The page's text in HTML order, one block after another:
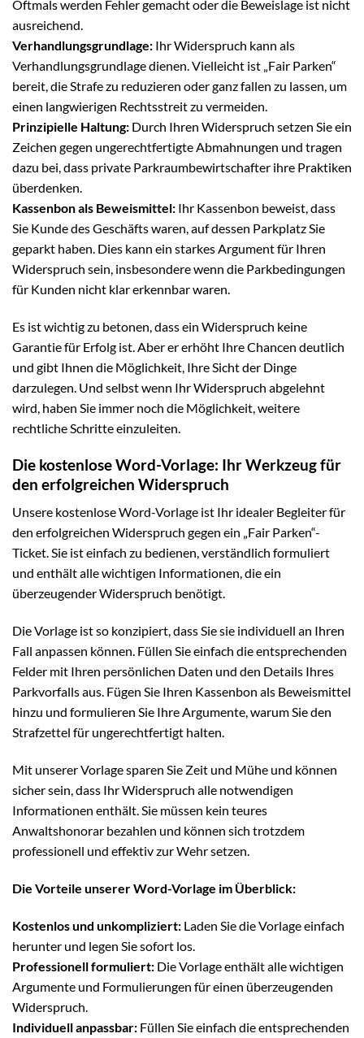
Oftmals werden Fehler gemacht oder die Beweislage ist nicht
ausreichend.
Verhandlungsgrundlage: Ihr Widerspruch kann als
Verhandlungsgrundlage dienen. Vielleicht ist „Fair Parken“
bereit, die Strafe zu reduzieren oder ganz fallen zu lassen, um
einen langwierigen Rechtsstreit zu vermeiden.
Prinzipielle Haltung: Durch Ihren Widerspruch setzen Sie ein
Zeichen gegen ungerechtfertigte Abmahnungen und tragen
dazu bei, dass private Parkraumbewirtschafter ihre Praktiken
überdenken.
Kassenbon als Beweismittel: Ihr Kassenbon beweist, dass
Sie Kunde des Geschäfts waren, auf dessen Parkplatz Sie
geparkt haben. Dies kann ein starkes Argument für Ihren
Widerspruch sein, insbesondere wenn die Parkbedingungen
für Kunden nicht klar erkennbar waren.
Es ist wichtig zu betonen, dass ein Widerspruch keine
Garantie für Erfolg ist. Aber er erhöht Ihre Chancen deutlich
und gibt Ihnen die Möglichkeit, Ihre Sicht der Dinge
darzulegen. Und selbst wenn Ihr Widerspruch abgelehnt
wird, haben Sie immer noch die Möglichkeit, weitere
rechtliche Schritte einzuleiten.
Die kostenlose Word-Vorlage: Ihr Werkzeug für
den erfolgreichen Widerspruch
Unsere kostenlose Word-Vorlage ist Ihr idealer Begleiter für
den erfolgreichen Widerspruch gegen ein „Fair Parken“-
Ticket. Sie ist einfach zu bedienen, verständlich formuliert
und enthält alle wichtigen Informationen, die ein
überzeugender Widerspruch benötigt.
Die Vorlage ist so konzipiert, dass Sie sie individuell an Ihren
Fall anpassen können. Füllen Sie einfach die entsprechenden
Felder mit Ihren persönlichen Daten und den Details Ihres
Parkvorfalls aus. Fügen Sie Ihren Kassenbon als Beweismittel
hinzu und formulieren Sie Ihre Argumente, warum Sie den
Strafzettel für ungerechtfertigt halten.
Mit unserer Vorlage sparen Sie Zeit und Mühe und können
sicher sein, dass Ihr Widerspruch alle notwendigen
Informationen enthält. Sie müssen kein teures
Anwaltshonorar bezahlen und können sich trotzdem
professionell und effektiv zur Wehr setzen.
Die Vorteile unserer Word-Vorlage im Überblick:
Kostenlos und unkompliziert: Laden Sie die Vorlage einfach
herunter und legen Sie sofort los.
Professionell formuliert: Die Vorlage enthält alle wichtigen
Argumente und Formulierungen für einen überzeugenden
Widerspruch.
Individuell anpassbar: Füllen Sie einfach die entsprechenden